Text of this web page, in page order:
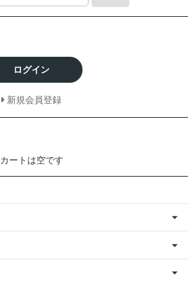
ログイン
新規会員登録
カートは空です